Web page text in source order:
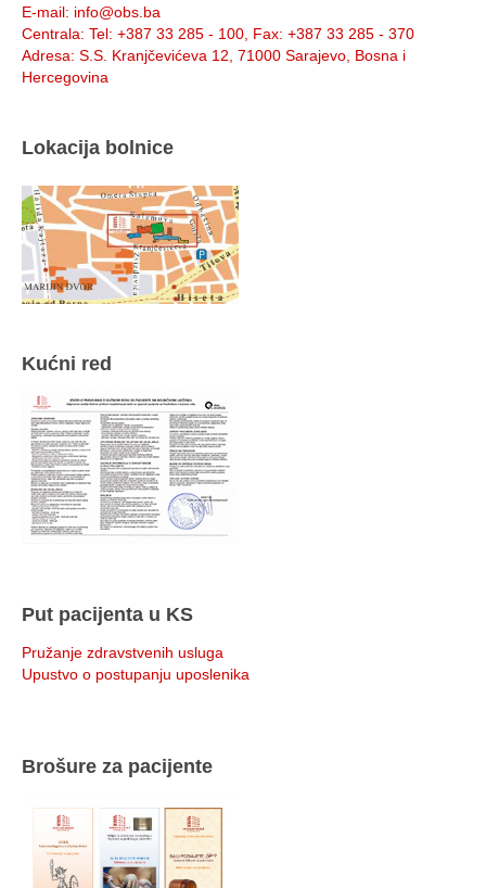
E-mail: info@obs.ba
Centrala: Tel: +387 33 285 - 100, Fax: +387 33 285 - 370
Adresa: S.S. Kranjčevićeva 12, 71000 Sarajevo, Bosna i
Hercegovina
Lokacija bolnice
Kućni red
Put pacijenta u KS
Pružanje zdravstvenih usluga
Upustvo o postupanju uposlenika
Brošure za pacijente